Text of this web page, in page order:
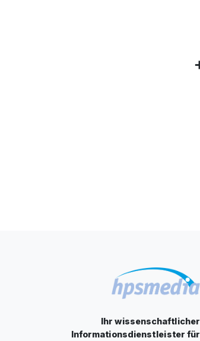
Ihr wissenschaftlicher
Informationsdienstleister für